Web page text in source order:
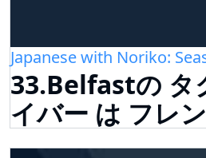
Japanese with Noriko:
33.Belfastの タ
イバー は フレ